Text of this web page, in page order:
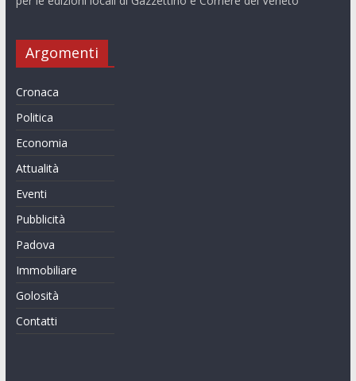
Argomenti
Cronaca
Politica
Economia
Attualità
Eventi
Pubblicità
Padova
Immobiliare
Golosità
Contatti